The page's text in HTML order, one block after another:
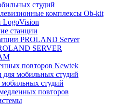
студий
комплексы Ob-kit
LogoVision
станции
PROLAND Server
SERVER
повторов Newtek
для мобильных студий
студий
повторов